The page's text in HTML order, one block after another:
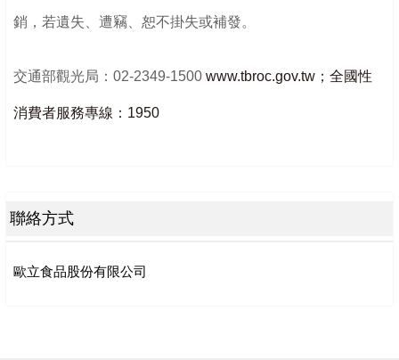
銷，若遺失、遭竊、恕不掛失或補發。
交通部觀光局：02-2349-1500www.tbroc.gov.tw；全國性
消費者服務專線：1950
聯絡方式
歐立食品股份有限公司